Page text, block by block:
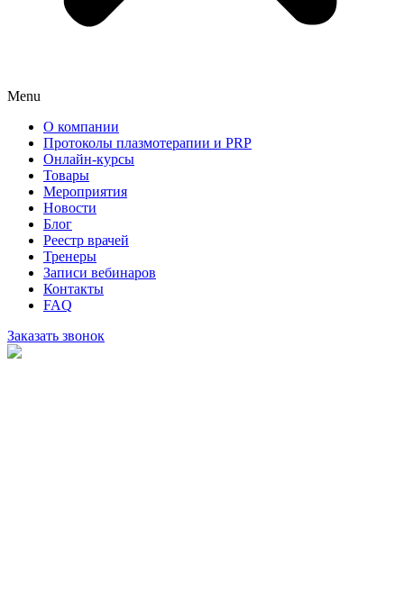
Menu
О компании
Протоколы плазмотерапии и PRP
Онлайн-курсы
Товары
Мероприятия
Новости
Блог
Реестр врачей
Тренеры
Записи вебинаров
Контакты
FAQ
Заказать звонок